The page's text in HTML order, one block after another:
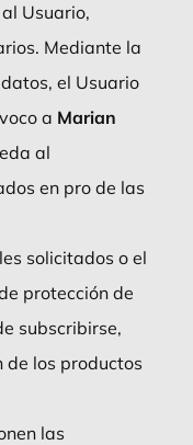
Usuario,
Mediante la
el Usuario
a Marian
al
en pro de las
solicitados o el
protección de
subscribirse,
de los productos
las